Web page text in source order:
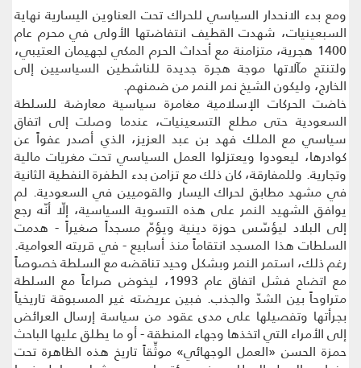
ومع بدء الانحدار السياسي للحراك تحت العناوين اليسارية نهاية
السبعينيات، شهدت القطيف انتفاضتها الأولى في محرم عام
1400 هجرية، متزامنة مع أحداث الحرم المكي لجهيمان العتيبي،
ولتنتج مآلاتها موجة هجرة جديدة للناشطين السياسيين إلى
الخارج، وليكون الشيخ نمر النمر من ضمنهم.
خاضت الحركات الإسلامية مغامرة سياسية معارضة للسلطة
السعودية حتى مطلع التسعينيات، عندما وصلت إلى اتفاق
سياسي مع الملك فهد بن عبد العزيز، الذي أصدر عفواً عن
كوادرها، ليعودوا ويعتزلوا العمل السياسي تحت مغريات مالية
وتجارية. وللمفارقة، كان ذلك مع تزامن بدء الطفرة النفطية الثانية
في مشهد مطابق لحراك اليسار والقوميين في السعودية. لم
يوافق الشهيد النمر على هذه التسوية السياسية، إلّا أنّه رجع
إلى البلاد ليؤسّس حوزة دينية ويؤمّ مسجداً صغيراً - هدمت
السلطات هذا المسجد انتقاماً منذ أسابيع - في قريته العوامية.
رغم ذلك، استمر النمر وبشكل وحيد تناقضه مع السلطة خصوصاً
مع اتضاح فشل اتفاق عام 1993، ليخوض صراعاً مع السلطة
متراوحاً بين الشدّ والجذب. فبين عريضته غير المسبوقة تاريخياً
بجرأتها وتفصيلها على مدى عقود من سياسة إرسال العرائض
إلى الأمراء التي اتخذها وجهاء المنطقة - أو ما يطلق عليها الباحث
حمزة الحسن «العمل الوجهائي» موثِّقاً تاريخ هذه الظاهرة تحت